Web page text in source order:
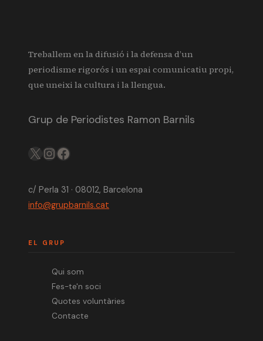
Treballem en la difusió i la defensa d’un
periodisme rigorós i un espai comunicatiu propi,
que uneixi la cultura i la llengua.
Grup de Periodistes Ramon Barnils
X IGFB
c/ Perla 31 · 08012, Barcelona
info@grupbarnils.cat
EL GRUP
Qui som
Fes-te'n soci
Quotes voluntàries
Contacte